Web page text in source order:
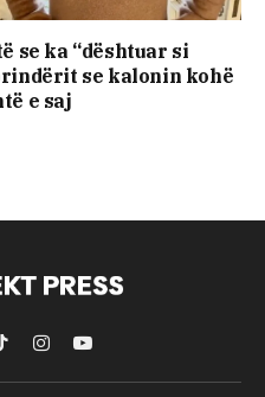
se ka “dështuar si
se kalonin kohë
e saj
InstagramYouTube